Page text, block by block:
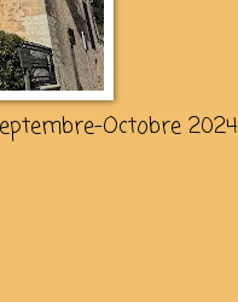
Octobre 2024